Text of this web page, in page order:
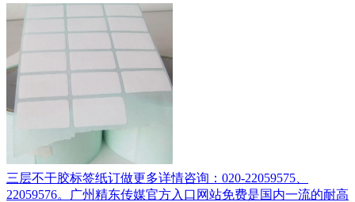
三层不干胶标签纸订做更多详情咨询：020-22059575、
22059576。广州精东传媒官方入口网站免费是国内一流的耐高